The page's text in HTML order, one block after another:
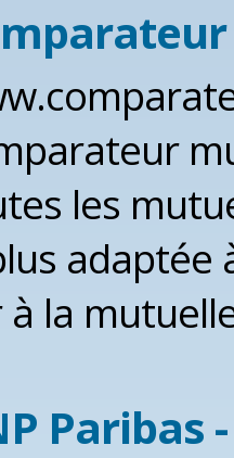
les
adaptée
la
Paribas